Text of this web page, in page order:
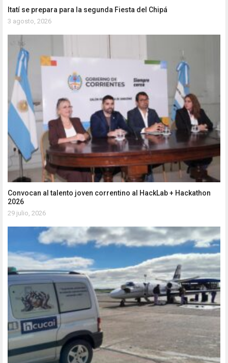
Itatí se prepara para la segunda Fiesta del Chipá
3 agosto, 2026
Convocan al talento joven correntino al HackLab + Hackathon
2026
29 julio, 2026